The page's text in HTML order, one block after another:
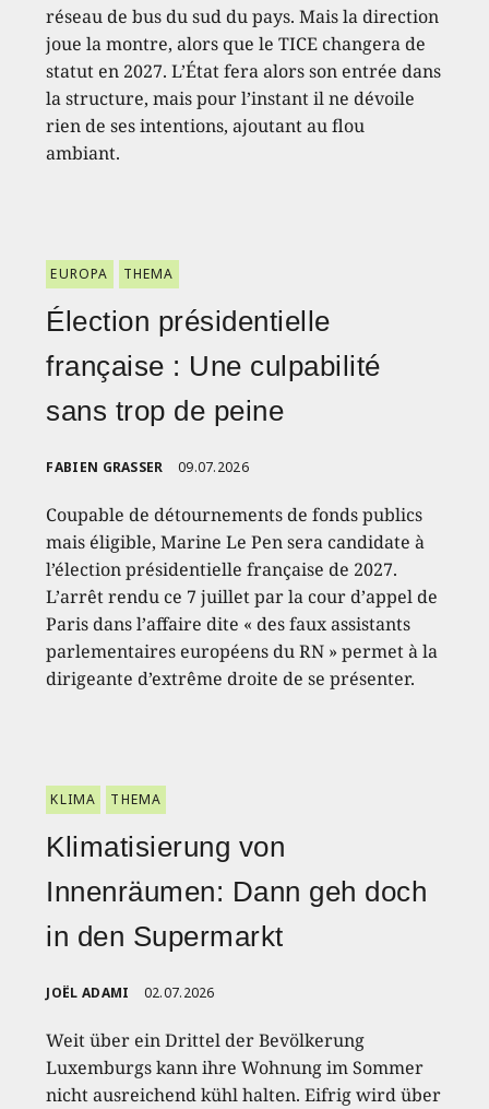
réseau de bus du sud du pays. Mais la direction
joue la montre, alors que le TICE changera de
statut en 2027. L’État fera alors son entrée dans
la structure, mais pour l’instant il ne dévoile
rien de ses intentions, ajoutant au flou
ambiant.
EUROPA THEMA
Élection présidentielle
française : Une culpabilité
sans trop de peine
FABIEN GRASSER 09.07.2026
Coupable de détournements de fonds publics
mais éligible, Marine Le Pen sera candidate à
l’élection présidentielle française de 2027.
L’arrêt rendu ce 7 juillet par la cour d’appel de
Paris dans l’affaire dite « des faux assistants
parlementaires européens du RN » permet à la
dirigeante d’extrême droite de se présenter.
KLIMA THEMA
Klimatisierung von
Innenräumen: Dann geh doch
in den Supermarkt
JOËL ADAMI 02.07.2026
Weit über ein Drittel der Bevölkerung
Luxemburgs kann ihre Wohnung im Sommer
nicht ausreichend kühl halten. Eifrig wird über